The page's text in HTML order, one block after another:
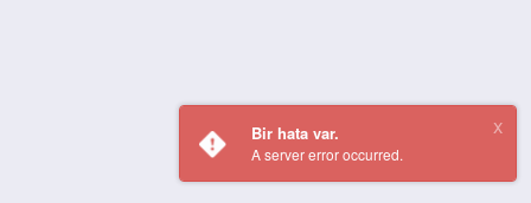
Bir hata var.
A server error occurred.